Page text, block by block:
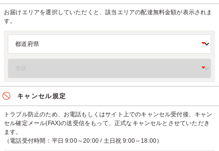
お届けエリアを選択していただくと、該当エリアの配達無料金額が表示されま
す。
キャンセル規定
トラブル防止のため、お電話もしくはサイト上でのキャンセル受付後、キャン
セル確定メール(FAX)の送受信をもって、正式なキャンセルとさせていただき
ます。
（電話受付時間：平日 9:00～20:00 / 土日祝 9:00～18:00）